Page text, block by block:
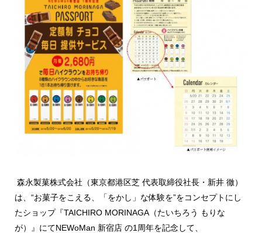
森永製菓株式会社（東京都港区芝 代表取締役社長・新井 徹）
は、“お菓子をこえる、「をかし」な体験を”をコンセプトにし
たショップ『TAICHIRO MORINAGA（たいちろう もりな
が）』にてNEWoMan 新宿店 の1周年を記念して、